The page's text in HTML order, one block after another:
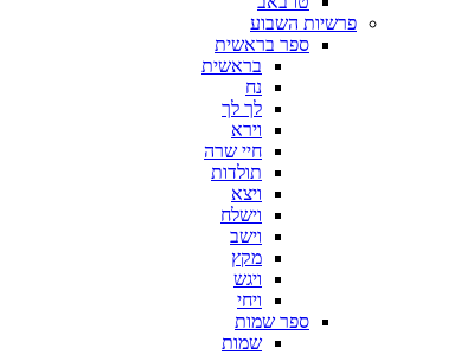
פרשיות השבוע
ספר בראשית
בראשית
נח
לך לך
וירא
חיי שרה
תולדות
ויצא
וישלח
וישב
מקץ
ויגש
ויחי
ספר שמות
שמות